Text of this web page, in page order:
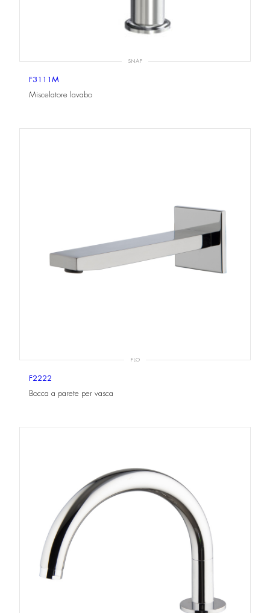
SNAP
F3111M
Miscelatore lavabo
FLO
F2222
Bocca a parete per vasca